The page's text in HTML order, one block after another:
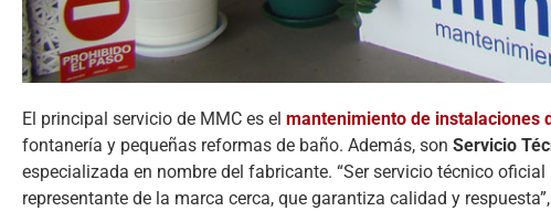
El principal servicio de MMC es el mantenimiento de instalaciones
fontanería y pequeñas reformas de baño. Además, son Servicio
especializada en nombre del fabricante. “Ser servicio técnico
representante de la marca cerca, que garantiza calidad y